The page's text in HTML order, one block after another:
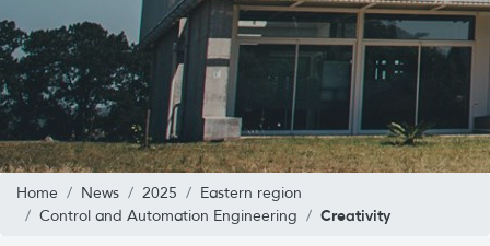
Home News 2025
Eastern region
Control and Automation Engineering
Creativity